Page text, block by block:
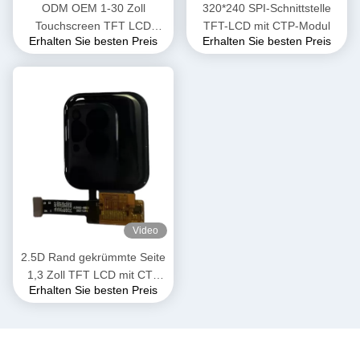
ODM OEM 1-30 Zoll
Touchscreen TFT LCD
Display Panel Pixel Pitch
Erhalten Sie besten Preis
320*240 SPI-Schnittstelle
TFT-LCD mit CTP-Modul
Erhalten Sie besten Preis
Video
2.5D Rand gekrümmte Seite
1,3 Zoll TFT LCD mit CTP
240*240 SPI Schnittstelle
Erhalten Sie besten Preis